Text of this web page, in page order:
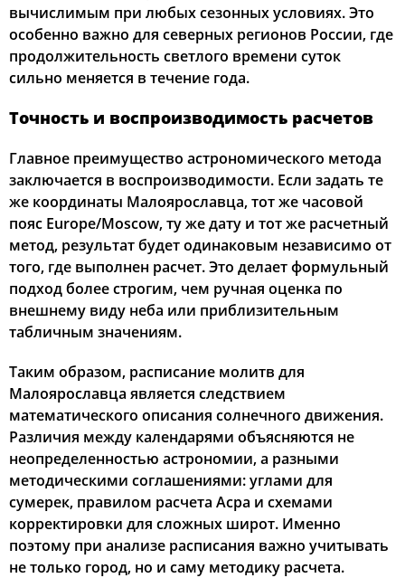
вычислимым при любых сезонных условиях. Это
особенно важно для северных регионов России, где
продолжительность светлого времени суток
сильно меняется в течение года.
Точность и воспроизводимость расчетов
Главное преимущество астрономического метода
заключается в воспроизводимости. Если задать те
же координаты Малоярославца, тот же часовой
пояс Europe/Moscow, ту же дату и тот же расчетный
метод, результат будет одинаковым независимо от
того, где выполнен расчет. Это делает формульный
подход более строгим, чем ручная оценка по
внешнему виду неба или приблизительным
табличным значениям.
Таким образом, расписание молитв для
Малоярославца является следствием
математического описания солнечного движения.
Различия между календарями объясняются не
неопределенностью астрономии, а разными
методическими соглашениями: углами для
сумерек, правилом расчета Асра и схемами
корректировки для сложных широт. Именно
поэтому при анализе расписания важно учитывать
не только город, но и саму методику расчета.